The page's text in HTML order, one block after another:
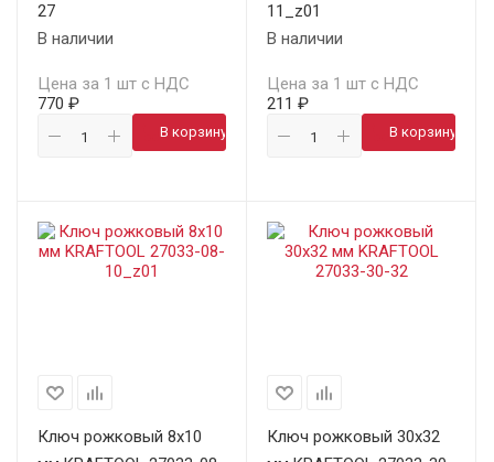
27
В наличии
Цена за 1 шт с НДС
770 ₽
В корзину
11_z01
В наличии
Цена за 1 шт с НДС
211 ₽
В корзину
Ключ рожковый 8х10
Ключ рожковый 30х32